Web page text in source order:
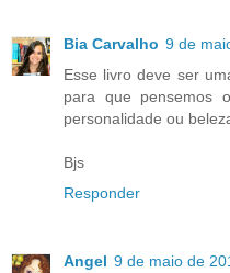
Bia Carvalho 9 de
Esse livro deve ser
para que pensemos
personalidade ou
Bjs
Responder
Angel 9 de maio de